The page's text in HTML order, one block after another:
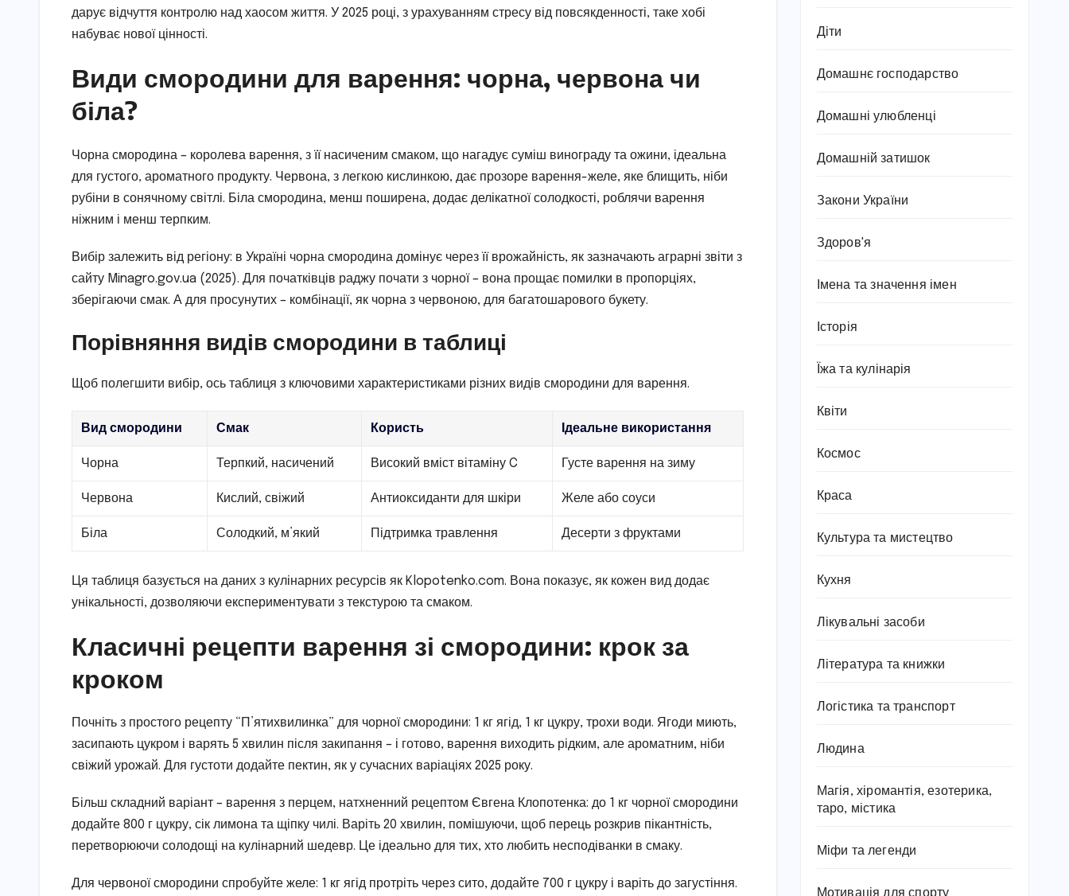
дарує відчуття контролю над хаосом життя. У 2025 році, з урахуванням стресу від повсякденності, таке хобі
набуває нової цінності.
Види смородини для варення: чорна, червона чи
біла?
Чорна смородина – королева варення, з її насиченим смаком, що нагадує суміш винограду та ожини, ідеальна
для густого, ароматного продукту. Червона, з легкою кислинкою, дає прозоре варення-желе, яке блищить, ніби
рубіни в сонячному світлі. Біла смородина, менш поширена, додає делікатної солодкості, роблячи варення
ніжним і менш терпким.
Вибір залежить від регіону: в Україні чорна смородина домінує через її врожайність, як зазначають аграрні звіти з
сайту Minagro.gov.ua (2025). Для початківців раджу почати з чорної – вона прощає помилки в пропорціях,
зберігаючи смак. А для просунутих – комбінації, як чорна з червоною, для багатошарового букету.
Порівняння видів смородини в таблиці
Щоб полегшити вибір, ось таблиця з ключовими характеристиками різних видів смородини для варення.
Вид смородини Смак Користь Ідеальне використання
Чорна Терпкий, насичений Високий вміст вітаміну C Густе варення на зиму
Червона Кислий, свіжий Антиоксиданти для шкіри Желе або соуси
Біла Солодкий, м’який Підтримка травлення Десерти з фруктами
Ця таблиця базується на даних з кулінарних ресурсів як Klopotenko.com. Вона показує, як кожен вид додає
унікальності, дозволяючи експериментувати з текстурою та смаком.
Класичні рецепти варення зі смородини: крок за
кроком
Почніть з простого рецепту “П’ятихвилинка” для чорної смородини: 1 кг ягід, 1 кг цукру, трохи води. Ягоди миють,
засипають цукром і варять 5 хвилин після закипання – і готово, варення виходить рідким, але ароматним, ніби
свіжий урожай. Для густоти додайте пектин, як у сучасних варіаціях 2025 року.
Більш складний варіант – варення з перцем, натхненний рецептом Євгена Клопотенка: до 1 кг чорної смородини
додайте 800 г цукру, сік лимона та щіпку чилі. Варіть 20 хвилин, помішуючи, щоб перець розкрив пікантність,
перетворюючи солодощі на кулінарний шедевр. Це ідеально для тих, хто любить несподіванки в смаку.
Для червоної смородини спробуйте желе: 1 кг ягід протріть через сито, додайте 700 г цукру і варіть до загустіння.
Діти
Домашнє господарство
Домашні улюбленці
Домашній затишок
Закони України
Здоров'я
Імена та значення імен
Історія
Їжа та кулінарія
Квіти
Космос
Краса
Культура та мистецтво
Кухня
Лікувальні засоби
Література та книжки
Логістика та транспорт
Людина
Магія, хіромантія, езотерика,
таро, містика
Міфи та легенди
Мотивація для спорту